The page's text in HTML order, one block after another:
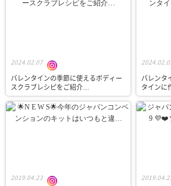
2024.02.07
バレンタインの季節に使える⁠ボディー
スクラブレシピを⁠ご紹介…
バレンタ
タインに
2019.04.23